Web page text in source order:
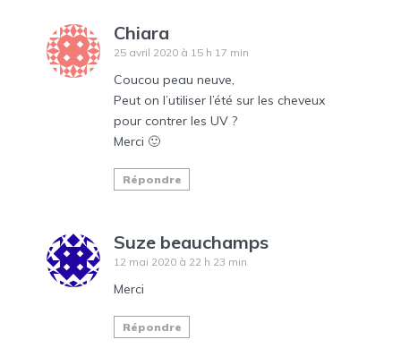
Chiara
25 avril 2020 à 15 h 17 min
Coucou peau neuve,
Peut on l’utiliser l’été sur les cheveux
pour contrer les UV ?
Merci 🙂
Répondre
Suze beauchamps
12 mai 2020 à 22 h 23 min
Merci
Répondre